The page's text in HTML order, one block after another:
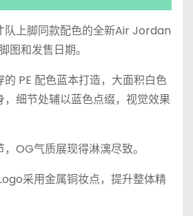
队上脚同款配色的全新Air Jordan
图和发售日期。
PE 配色蓝本打造，大面积白色
，细节处辅以蓝色点缀，视觉效果
OG气质展现得淋漓尽致。
采用金属铜妆点，提升整体精